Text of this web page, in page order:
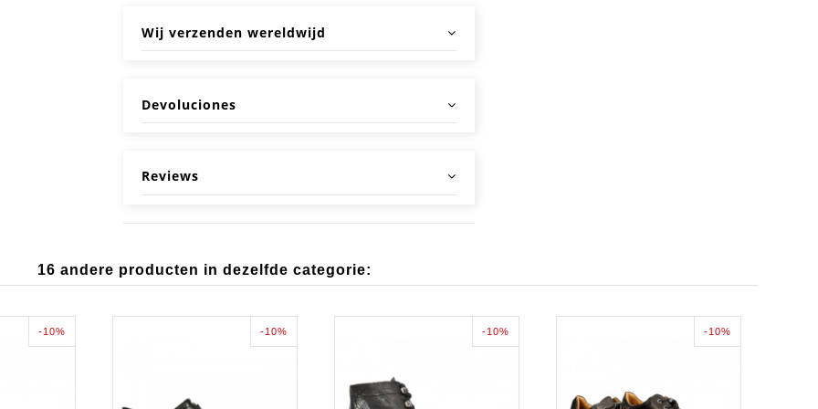
Wij verzenden wereldwijd
Devoluciones
Reviews
16 andere producten in dezelfde categorie:
-10% -10% -10% -10%